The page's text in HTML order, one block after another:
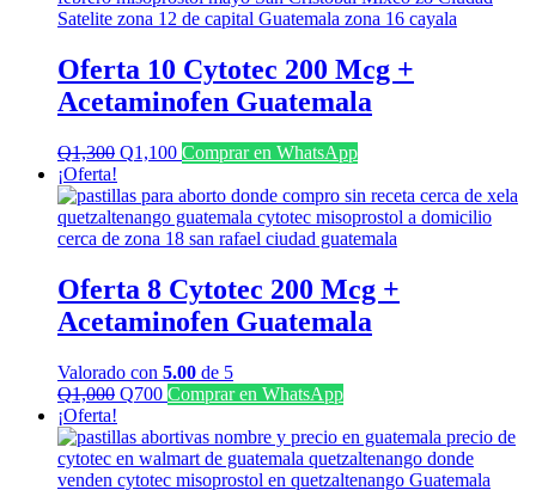
Q1,500.Q900.
Oferta 10 Cytotec 200 Mcg +
Acetaminofen Guatemala
Q1,300 El
original
era:
Q1,300.
Q1,100El
actual
es:
Q1,100.
Comprar en WhatsApp
¡Oferta!
Oferta 8 Cytotec 200 Mcg +
Acetaminofen Guatemala
Valorado con 5.00 de 5
Q1,000 El
original
era:
Q1,000.
Q700El
actual
es:
Q700.
Comprar en WhatsApp
¡Oferta!